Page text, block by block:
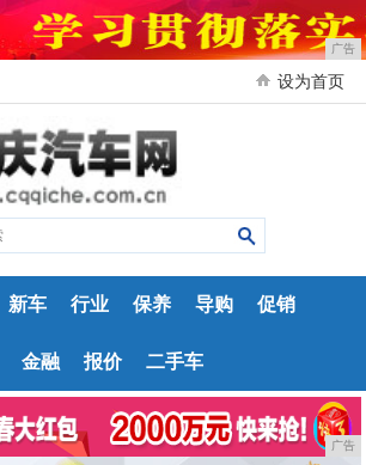
广告
设为首页
新车 行业 保养 导购 促销
金融 报价 二手车
广告